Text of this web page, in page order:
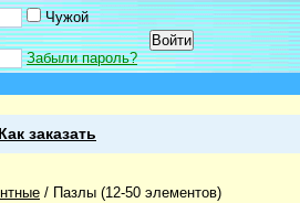
Чужой
Забыли пароль?
Как заказать
/ Пазлы (12-50 элементов)